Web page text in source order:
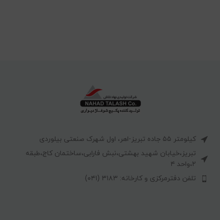
کیلومتر ۵۵ جاده تبریز-اهر، اول شهرک صنعتی بیلوردی
تبریز،خیابان شهید بهشتی،نبش فارابی،ساختمان کاج،طبقه
۲،واحد ۴
تلفن دفترمرکزی و کارخانه: ۳۱۸۳ (۰۴۱)